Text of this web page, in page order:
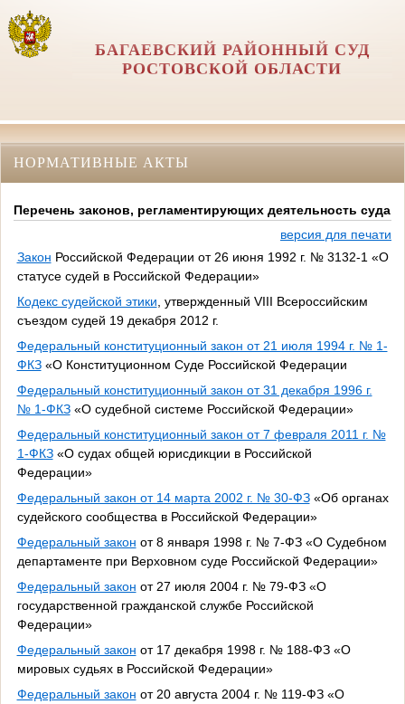
БАГАЕВСКИЙ РАЙОННЫЙ СУД
РОСТОВСКОЙ ОБЛАСТИ
НОРМАТИВНЫЕ АКТЫ
Перечень законов, регламентирующих деятельность суда
версия для печати
Закон Российской Федерации от 26 июня 1992 г. № 3132-1 «О
статусе судей в Российской Федерации»
Кодекс судейской этики , утвержденный VIII Всероссийским
съездом судей 19 декабря 2012 г.
Федеральный конституционный закон от 21 июля 1994 г. № 1-
ФКЗ«О Конституционном Суде Российской Федерации
Федеральный конституционный закон от 31 декабря 1996 г.
№ 1-ФКЗ«О судебной системе Российской Федерации»
Федеральный конституционный закон от 7 февраля 2011 г. №
1-ФКЗ«О судах общей юрисдикции в Российской
Федерации»
Федеральный закон от 14 марта 2002 г. № 30-ФЗ«Об органах
судейского сообщества в Российской Федерации»
Федеральный закон от 8 января 1998 г. № 7-ФЗ «О Судебном
департаменте при Верховном суде Российской Федерации»
Федеральный закон от 27 июля 2004 г. № 79-ФЗ «О
государственной гражданской службе Российской
Федерации»
Федеральный закон от 17 декабря 1998 г. № 188-ФЗ «О
мировых судьях в Российской Федерации»
Федеральный закон от 20 августа 2004 г. № 119-ФЗ «О